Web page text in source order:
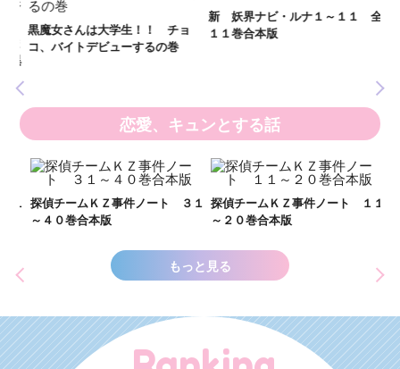
黒魔女さんは大学生！！ チョ
コ、バイトデビューするの巻
新 妖界ナビ・ルナ１～１１ 全
１１巻合本版
恋愛、キュンとする話
探偵チームＫＺ事件ノート ３１
～４０巻合本版
探偵チームＫＺ事件ノート １１
～２０巻合本版
もっと見る